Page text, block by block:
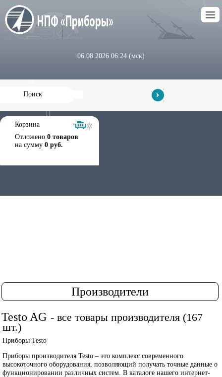
06.08.2026 06:24 (мск)
Корзина
Отложено 0 товаров
на сумму 0 руб.
Производители
Testo AG - все товары производителя (167
шт.)
Приборы Testo
Приборы производителя Testo – это комплекс современного
высокоточного оборудования, позволяющий получать точные данные о
функционировании различных систем. В каталоге нашего интернет-